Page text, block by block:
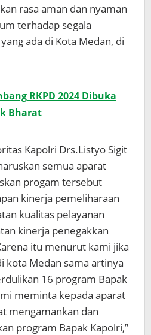
rasa aman dan nyaman
terhadap segala
ada di Kota Medan, di
RKPD 2024 Dibuka
Bharat
Kapolri Drs.Listyo Sigit
semua aparat
progam tersebut
kinerja pemeliharaan
kualitas pelayanan
kinerja penegakkan
itu menurut kami jika
kota Medan sama artinya
16 program Bapak
meminta kepada aparat
mengamankan dan
program Bapak Kapolri,”